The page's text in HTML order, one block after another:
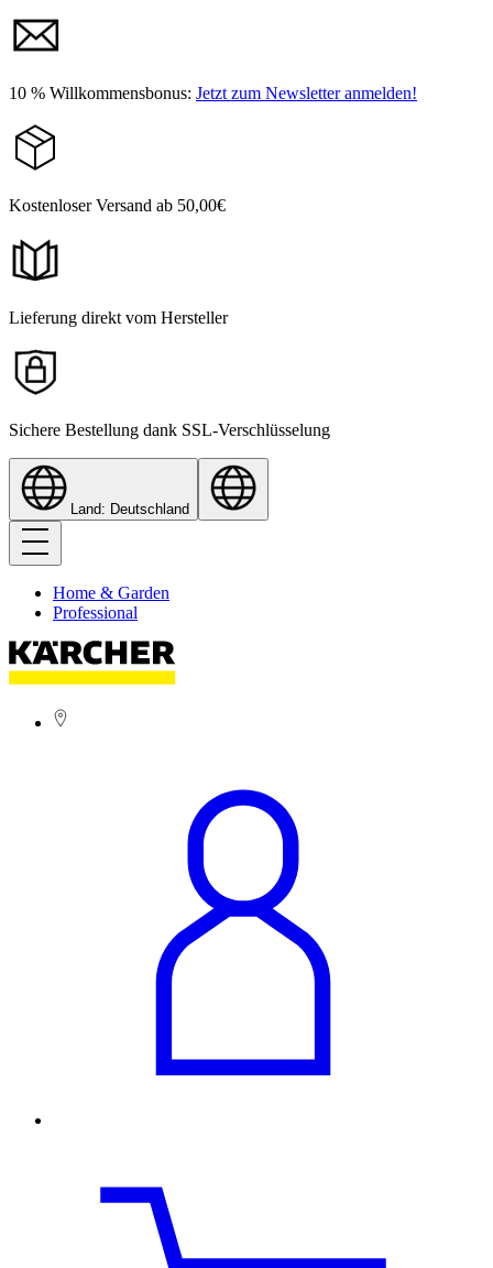
10 % Willkommensbonus: Jetzt zum Newsletter anmelden!
Kostenloser Versand ab 50,00€
Lieferung direkt vom Hersteller
Sichere Bestellung dank SSL-Verschlüsselung
Land: Deutschland
Home & Garden
Professional